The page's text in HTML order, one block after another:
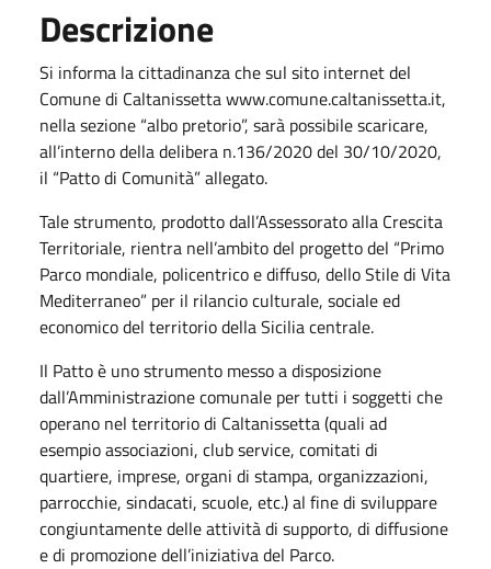
Descrizione
Si informa la cittadinanza che sul sito internet del
Comune di Caltanissetta www.comune.caltanissetta.it,
nella sezione “albo pretorio”, sarà possibile scaricare,
all’interno della delibera n.136/2020 del 30/10/2020,
il “Patto di Comunità” allegato.
Tale strumento, prodotto dall’Assessorato alla Crescita
Territoriale, rientra nell’ambito del progetto del “Primo
Parco mondiale, policentrico e diffuso, dello Stile di Vita
Mediterraneo” per il rilancio culturale, sociale ed
economico del territorio della Sicilia centrale.
Il Patto è uno strumento messo a disposizione
dall’Amministrazione comunale per tutti i soggetti che
operano nel territorio di Caltanissetta (quali ad
esempio associazioni, club service, comitati di
quartiere, imprese, organi di stampa, organizzazioni,
parrocchie, sindacati, scuole, etc.) al fine di sviluppare
congiuntamente delle attività di supporto, di diffusione
e di promozione dell’iniziativa del Parco.